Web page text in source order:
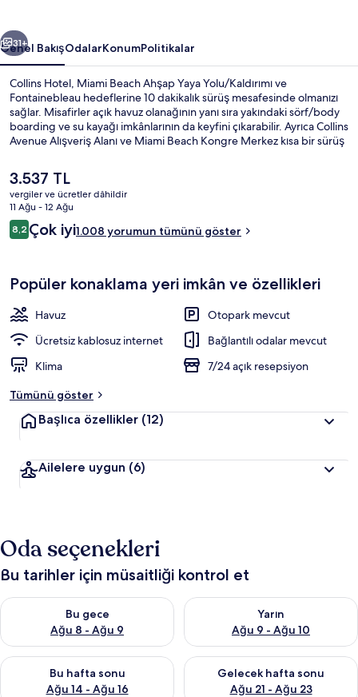
Sonraki
31+
Genel BakışOdalarKonumPolitikalar
Collins Hotel, Miami Beach Ahşap Yaya Yolu/Kaldırımı ve
Fontainebleau hedeflerine 10 dakikalık sürüş mesafesinde olmanızı
sağlar. Misafirler açık havuz olanağının yanı sıra yakındaki sörf/body
boarding ve su kayağı imkânlarının da keyfini çıkarabilir. Ayrıca Collins
Avenue Alışveriş Alanı ve Miami Beach Kongre Merkez kısa bir sürüş
misafirlerden iyi puan alıyor.
Şu
anki
fiyat
3.537 TL
3.537 TL
vergiler ve ücretler dâhildir
11 Ağu - 12 Ağu
Yorumlar
8,28,2/10
Çok iyi1.008 yorumun tümünü göster
Popüler konaklama yeri imkân ve özellikleri
Havuz
Otopark mevcut
Ücretsiz kablosuz internet
Bağlantılı odalar mevcut
Klima
7/24 açık resepsiyon
Tümünü göster
Başlıca özellikler (12)
Ailelere uygun (6)
Oda seçenekleri
Bu tarihler için müsaitliği kontrol et
Bu gece
Ağu 8 - Ağu 9
Bu gece için müsaitliği kontrol et Ağu 8 - Ağu 9
Yarın
Ağu 9 - Ağu 10
Yarın için müsaitliği kontrol
Bu hafta sonu
Ağu 14 - Ağu 16
Bu hafta sonu için müsaitliği kontrol et Ağu 14 - Ağu 16
Gelecek hafta sonu
Ağu 21 - Ağu 23
Önümüzdeki hafta sonu için